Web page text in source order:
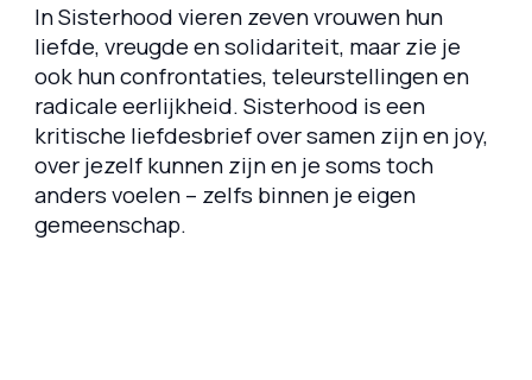
InSisterhoodvieren zeven vrouwen hun
liefde, vreugde en solidariteit, maar zie je
ook hun confrontaties, teleurstellingen en
radicale eerlijkheid.Sisterhood is een
kritische liefdesbrief over samen zijn en joy,
over jezelf kunnen zijn en je soms toch
anders voelen – zelfs binnen je eigen
gemeenschap.